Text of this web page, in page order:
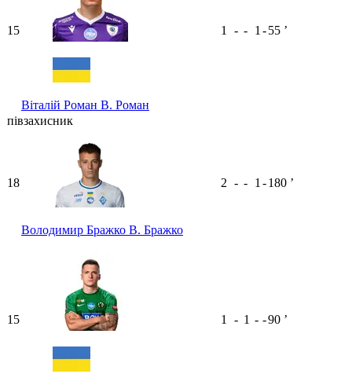
15
Віталій Роман В. Роман
1 - - 1 -55 ʼ
півзахисник
18
Володимир Бражко В. Бражко
2 - - 1 -180 ʼ
15 1 - 1 - -90 ʼ